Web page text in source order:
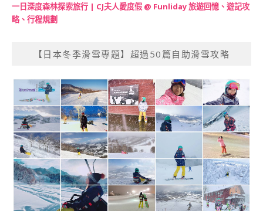
一日深度森林探索旅行 | CJ夫人愛度假 @ Funliday 旅遊回憶、遊記攻
略、行程規劃
【日本冬季滑雪專題】超過50篇自助滑雪攻略